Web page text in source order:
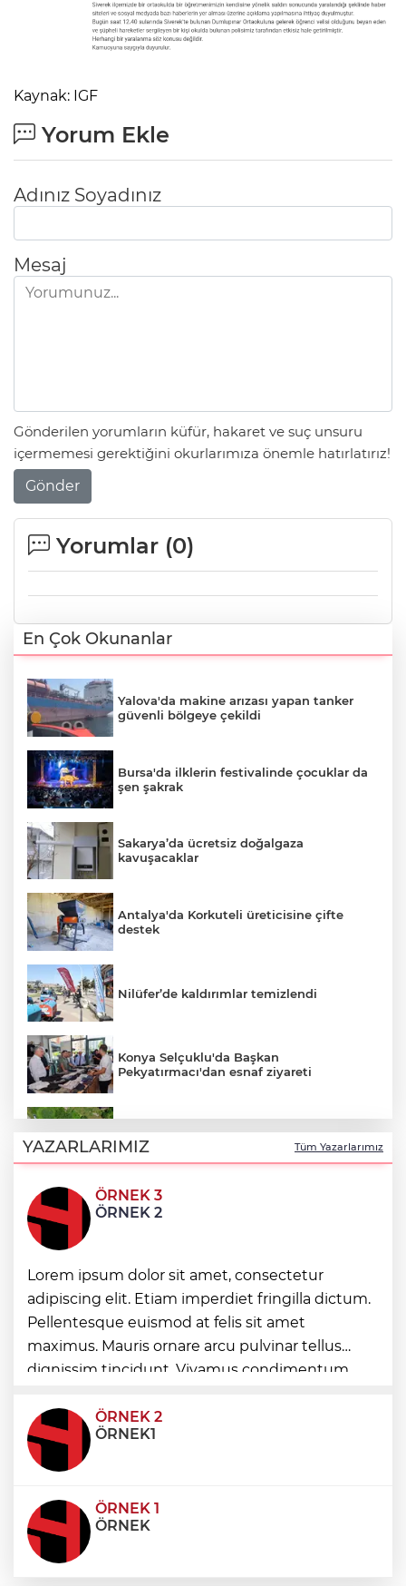
Kaynak: IGF
Yorum Ekle
Adınız Soyadınız
Mesaj
Gönderilen yorumların küfür, hakaret ve suç unsuru
içermemesi gerektiğini okurlarımıza önemle hatırlatırız!
Gönder
Yorumlar (0)
En Çok Okunanlar
Yalova'da makine arızası yapan tanker
güvenli bölgeye çekildi
Bursa'da ilklerin festivalinde çocuklar da
şen şakrak
Sakarya’da ücretsiz doğalgaza
kavuşacaklar
Antalya'da Korkuteli üreticisine çifte
destek
Nilüfer’de kaldırımlar temizlendi
Konya Selçuklu'da Başkan
Pekyatırmacı'dan esnaf ziyareti
konforuna kavuştu
Eskişehir Büyükşehir’den kırsal
mahallelere yol yatırımı
İstanbul Beylikdüzü’nde yaz spor kursları
devam ediyor
Konya'da Başkan Altay öğrencilerin
heyecanına ortak oldu
YAZARLARIMIZ Tüm Yazarlarımız
ÖRNEK 3
ÖRNEK 2
Lorem ipsum dolor sit amet, consectetur
adipiscing elit. Etiam imperdiet fringilla dictum.
Pellentesque euismod at felis sit amet
maximus. Mauris ornare arcu pulvinar tellus
dignissim tincidunt. Vivamus condimentum
condimentum eros et, faucibus sapien. Praese
ÖRNEK 2
ÖRNEK1
ÖRNEK 1
ÖRNEK